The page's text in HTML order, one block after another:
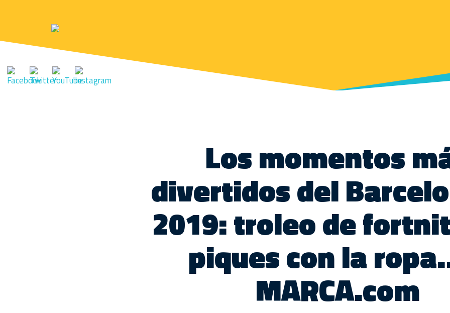
Los momentos
divertidos del
2019: troleo de
piques con la
MARCA.com